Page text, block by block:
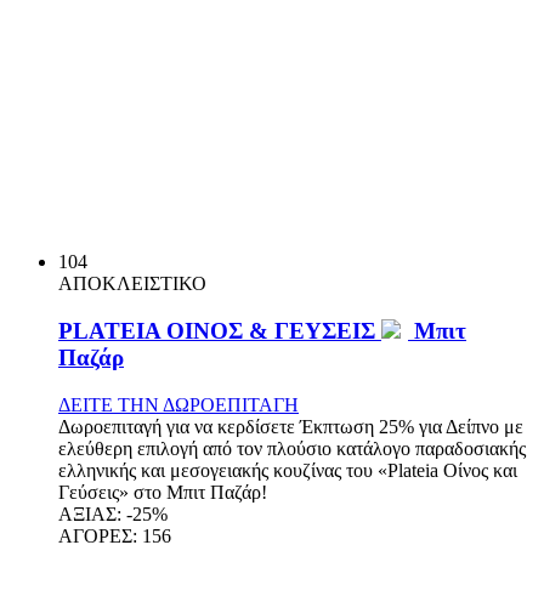
104
ΑΠΟΚΛΕΙΣΤΙΚΟ
PLATEIA ΟΙΝΟΣ & ΓΕΥΣΕΙΣ
Μπιτ
Παζάρ
ΔΕΙΤΕ ΤΗΝ ΔΩΡΟΕΠΙΤΑΓΗ
Δωροεπιταγή για να κερδίσετε Έκπτωση 25% για Δείπνο με
ελεύθερη επιλογή από τον πλούσιο κατάλογο παραδοσιακής
ελληνικής και μεσογειακής κουζίνας του «Plateia Οίνος και
Γεύσεις» στο Μπιτ Παζάρ!
ΑΞΙΑΣ: -25%
ΑΓΟΡΕΣ: 156